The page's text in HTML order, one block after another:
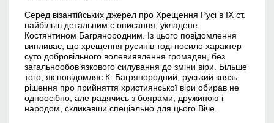
Серед візантійських джерел про Хрещення Русі в ІХ ст.
найбільш детальним є описання, укладене
Костянтином Багрянородним. Із цього повідомлення
випливає, що хрещення русинів тоді носило характер
суто добровільного волевиявлення громадян, без
загальнообов’язкового силування до зміни віри. Більше
того, як повідомляє К. Багрянородний, руський князь
рішення про прийняття християнської віри обирав не
одноосібно, але радячись з боярами, дружиною і
народом, скликавши спеціально для цього Віче.